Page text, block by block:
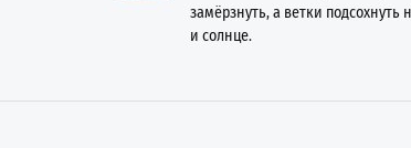
замёрзнуть, а ветки подсохнуть
и солнце.